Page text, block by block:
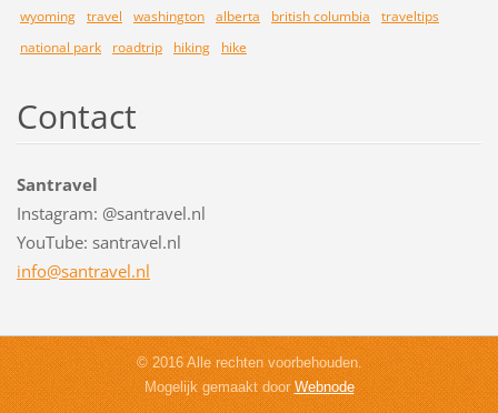
wyoming travel washington alberta british columbia
traveltips
national park
roadtrip hiking hike
Contact
Santravel
Instagram: @santravel.nl
YouTube: santravel.nl
info@santravel.nl
© 2016 Alle rechten voorbehouden.
Mogelijk gemaakt doorWebnode